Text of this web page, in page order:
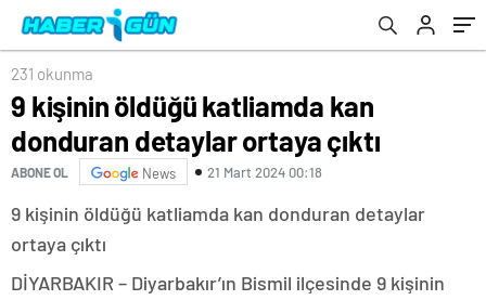
231 okunma
9 kişinin öldüğü katliamda kan
donduran detaylar ortaya çıktı
ABONE OL News 21 Mart 2024 00:18
9 kişinin öldüğü katliamda kan donduran detaylar
ortaya çıktı
DİYARBAKIR – Diyarbakır’ın Bismil ilçesinde 9 kişinin